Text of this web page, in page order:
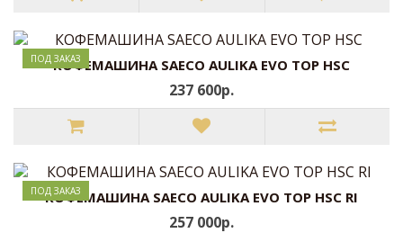
ПОД ЗАКАЗ
КОФЕМАШИНА SAECO AULIKA EVO TOP HSC
237 600р.
ПОД ЗАКАЗ
КОФЕМАШИНА SAECO AULIKA EVO TOP HSC RI
257 000р.